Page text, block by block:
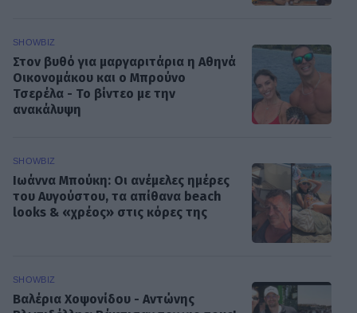
SHOWBIZ
Στον βυθό για μαργαριτάρια η Αθηνά
Οικονομάκου και ο Μπρούνο
Τσερέλα - To βίντεο με την
ανακάλυψη
SHOWBIZ
Ιωάννα Μπούκη: Οι ανέμελες ημέρες
του Αυγούστου, τα απίθανα beach
looks & «χρέος» στις κόρες της
SHOWBIZ
Βαλέρια Χοψονίδου - Αντώνης